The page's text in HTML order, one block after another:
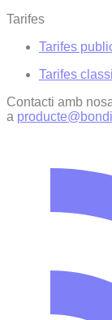
Tarifes
Tarifes
Tarifes
Contacti amb
a